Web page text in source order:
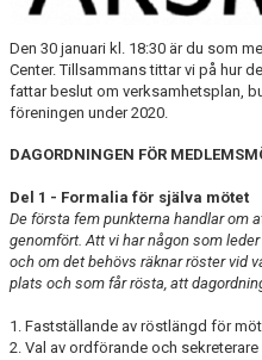
Den 30 januari kl. 18:30 är du som
Center. Tillsammans tittar vi på hur
fattar beslut om verksamhetsplan,
föreningen under 2020.
DAGORDNINGEN FÖR
Del 1 - Formalia för själva mötet
De första fem punkterna handlar om
genomfört. Att vi har någon som
och om det behövs räknar röster vid
plats och som får rösta, att
1. Fastställande av röstlängd för
2. Val av ordförande och